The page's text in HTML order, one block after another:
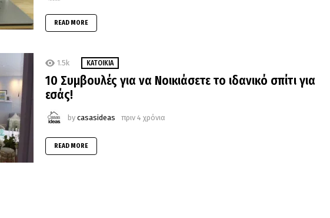
READ MORE
1.5k ΚΑΤΟΙΚΊΑ
10 Συμβουλές για να Νοικιάσετε το ιδανικό σπίτι για
εσάς!
by casasideas πριν 4 χρόνια
READ MORE